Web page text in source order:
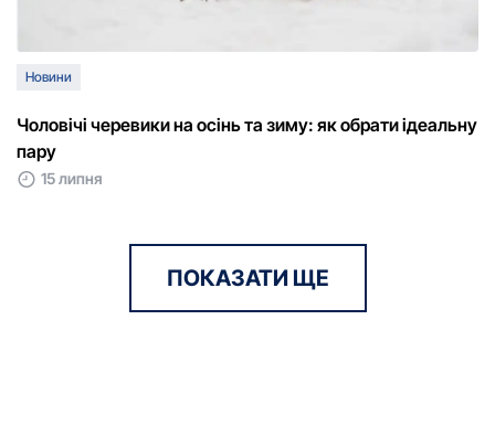
Новини
Чоловічі черевики на осінь та зиму: як обрати ідеальну
пару
15 липня
ПОКАЗАТИ ЩЕ